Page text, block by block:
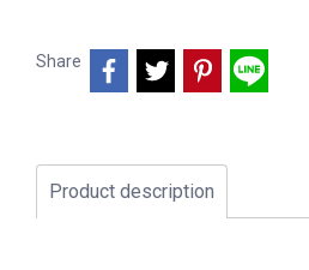
Share
Product description